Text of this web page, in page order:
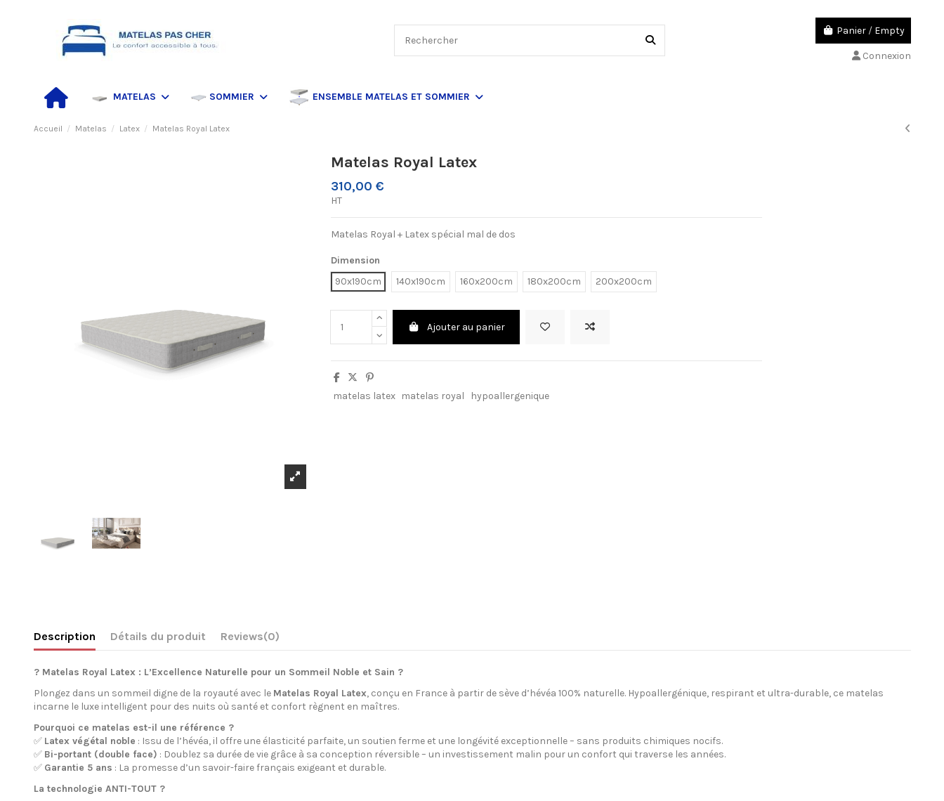
Panier / Empty
Connexion
MATELAS SOMMIER ENSEMBLE MATELAS ET SOMMIER
Accueil Matelas Latex Matelas Royal Latex
Matelas Royal Latex
310,00 €
HT
Matelas Royal + Latex spécial mal de dos
Dimension
90x190cm
140x190cm 160x200cm 180x200cm 200x200cm
Ajouter au panier
matelas latex matelas royal hypoallergenique
Description Détails du produit Reviews(0)
? Matelas Royal Latex : L’Excellence Naturelle pour un Sommeil Noble et Sain ?
Plongez dans un sommeil digne de la royauté avec le Matelas Royal Latex, conçu en France à partir de sève d’hévéa 100% naturelle. Hypoallergénique, respirant et ultra-durable, ce matelas
incarne le luxe intelligent pour des nuits où santé et confort règnent en maîtres.
Pourquoi ce matelas est-il une référence ?
✅ Latex végétal noble : Issu de l’hévéa, il offre une élasticité parfaite, un soutien ferme et une longévité exceptionnelle – sans produits chimiques nocifs.
✅ Bi-portant (double face) : Doublez sa durée de vie grâce à sa conception réversible – un investissement malin pour un confort qui traverse les années.
✅ Garantie 5 ans : La promesse d’un savoir-faire français exigeant et durable.
La technologie ANTI-TOUT ?️